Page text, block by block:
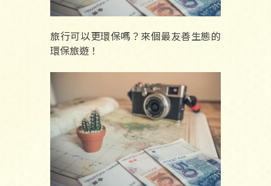
旅行可以更環保嗎？來個最友善生態的
環保旅遊！